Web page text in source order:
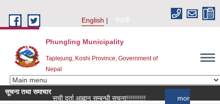
English
नेपाली
Phungling Municipality
Taplejung, Koshi Province, Government of
Nepal
सूचना तथा समाचार
सूची दर्ता आह्वान सम्बन्धी सूचना!!!!!!!!!!